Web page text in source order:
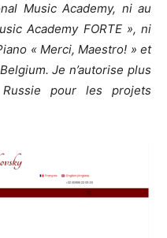
Music Academy, ni au
Academy FORTE », ni
« Merci, Maestro! » et
Je n’autorise plus
pour les projets